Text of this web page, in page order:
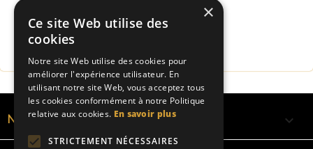
Fabrication Française
NOS RUBANS 
×
Ce site Web utilise des
cookies
Notre site Web utilise des cookies pour
améliorer l'expérience utilisateur. En
utilisant notre site Web, vous acceptez tous
les cookies conformément à notre Politique
relative aux cookies. En savoir plus
STRICTEMENT NÉCESSAIRES